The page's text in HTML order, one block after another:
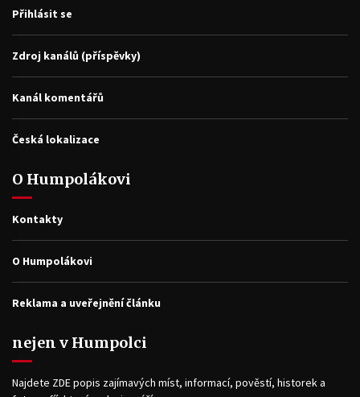
Přihlásit se
Zdroj kanálů (příspěvky)
Kanál komentářů
Česká lokalizace
O Humpolákovi
Kontakty
O Humpolákovi
Reklama a uveřejnění článku
nejen v Humpolci
Najdete ZDE popis zajímavých míst, informací, pověstí, historek a